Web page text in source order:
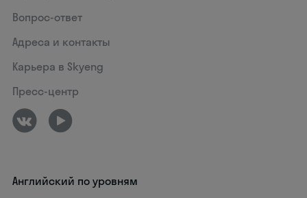
Вопрос-ответ
Адреса и контакты
Карьера в Skyeng
Пресс-центр
Английский по уровням